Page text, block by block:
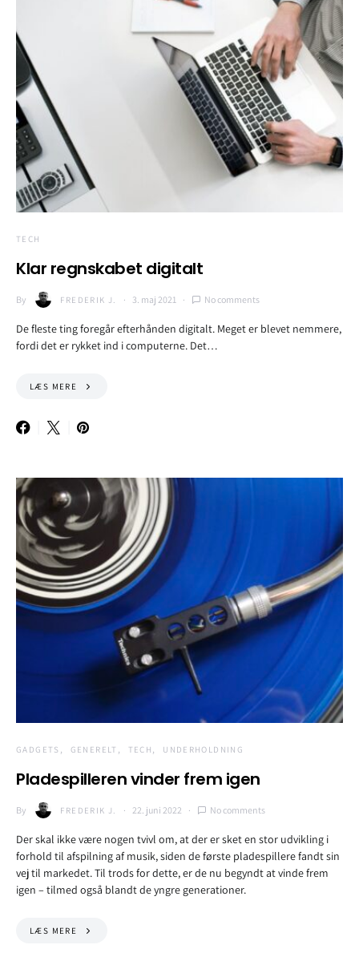
TECH
Klar regnskabet digitalt
By FREDERIK J. 3. maj 2021 No comments
De fleste ting foregår efterhånden digitalt. Meget er blevet nemmere,
fordi det er rykket ind i computerne. Det…
LÆS MERE
GADGETS GENERELT TECH UNDERHOLDNING
Pladespilleren vinder frem igen
By FREDERIK J. 22. juni 2022 No comments
Der skal ikke være nogen tvivl om, at der er sket en stor udvikling i
forhold til afspilning af musik, siden de første pladespillere fandt sin
vej til markedet. Til trods for dette, er de nu begyndt at vinde frem
igen – tilmed også blandt de yngre generationer.
LÆS MERE